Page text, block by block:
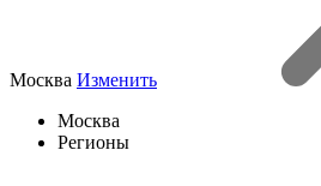
Москва Изменить
Москва
Регионы